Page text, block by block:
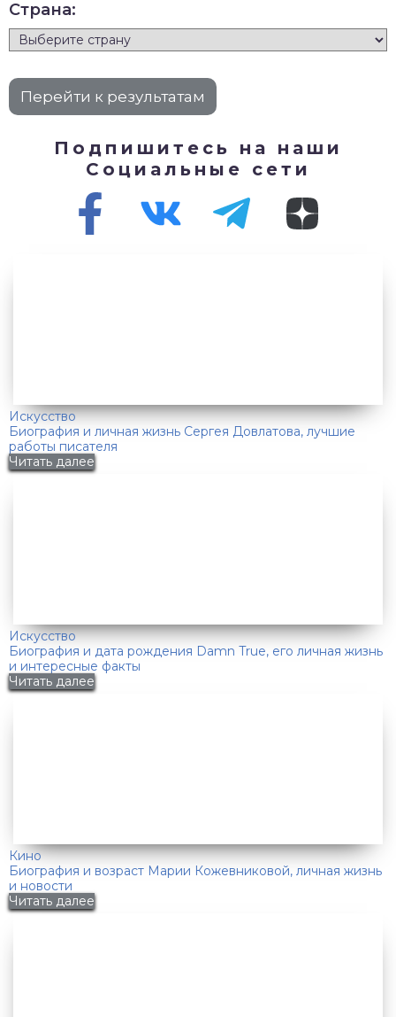
Страна:
Подпишитесь на наши
Социальные сети
Искусство
Биография и личная жизнь Сергея Довлатова, лучшие
работы писателя
Читать далее
Искусство
Биография и дата рождения Damn True, его личная жизнь
и интересные факты
Читать далее
Кино
Биография и возраст Марии Кожевниковой, личная жизнь
и новости
Читать далее